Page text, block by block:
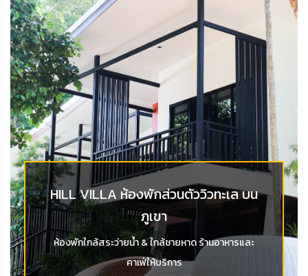
HILL VILLA ห้องพักส่วนตัววิวทะเล บน
ภูเขา
ห้องพักใกล้สระว่ายน้ำ & ใกล้ชายหาด ร้านอาหารและ
คาเฟ่ให้บริการ